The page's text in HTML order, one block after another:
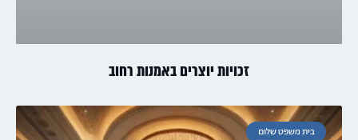
זכויות יוצרים באמנות רחוב
בית משפט שלום